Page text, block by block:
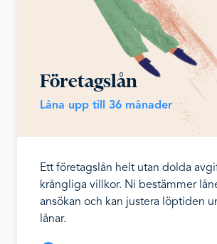
Företagslån
Låna upp till 36 månader
Ett företagslån helt utan dolda
krångliga villkor. Ni bestämmer
ansökan och kan justera löptiden
lånar.